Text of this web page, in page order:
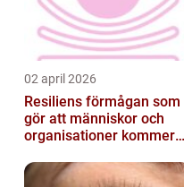
02 april 2026
Resiliens förmågan som
gör att människor och
organisationer kommer